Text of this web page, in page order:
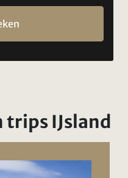
trips IJsland